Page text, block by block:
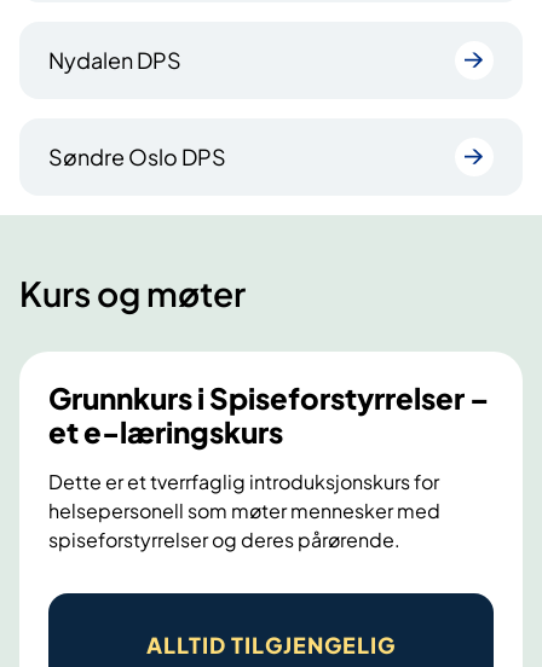
Nydalen DPS
Søndre Oslo DPS
Kurs og møter
Grunnkurs i Spiseforstyrrelser –
et e-læringskurs
Dette er et tverrfaglig introduksjonskurs for
helsepersonell som møter mennesker med
spiseforstyrrelser og deres pårørende.
G
ALLTID TILGJENGELIG